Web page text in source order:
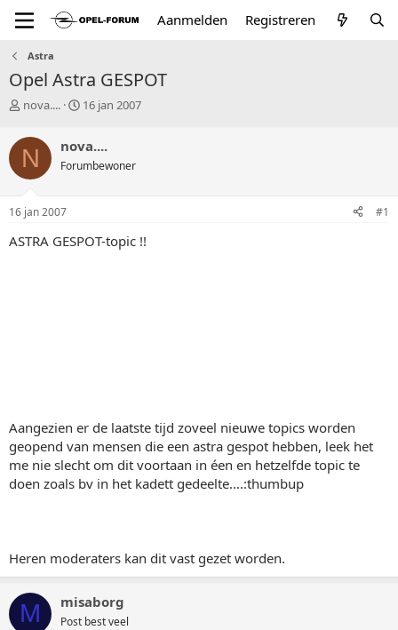
Aanmelden Registreren
Astra
Opel Astra GESPOT
T
p
i
c
s
a
t
nova....
S
r
t
a
m
16 jan 2007
N nova....
Forumbewoner
16 jan 2007 #1
ASTRA GESPOT-topic !!
Aangezien er de laatste tijd zoveel nieuwe topics worden
geopend van mensen die een astra gespot hebben, leek het
me nie slecht om dit voortaan in éen en hetzelfde topic te
doen zoals bv in het kadett gedeelte....:thumbup
Heren moderaters kan dit vast gezet worden.
M misaborg
Post best veel